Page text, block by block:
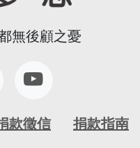
無後顧之憂
款徵信 捐款指南